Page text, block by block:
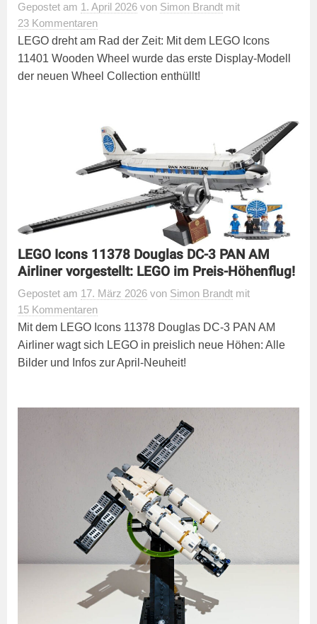
Gepostet am 1. April 2026 von Simon Brandt mit
23 Kommentaren
LEGO dreht am Rad der Zeit: Mit dem LEGO Icons
11401 Wooden Wheel wurde das erste Display-Modell
der neuen Wheel Collection enthüllt!
LEGO Icons 11378 Douglas DC-3 PAN AM
Airliner vorgestellt: LEGO im Preis-Höhenflug!
Gepostet am 17. März 2026 von Simon Brandt mit
15 Kommentaren
Mit dem LEGO Icons 11378 Douglas DC-3 PAN AM
Airliner wagt sich LEGO in preislich neue Höhen: Alle
Bilder und Infos zur April-Neuheit!